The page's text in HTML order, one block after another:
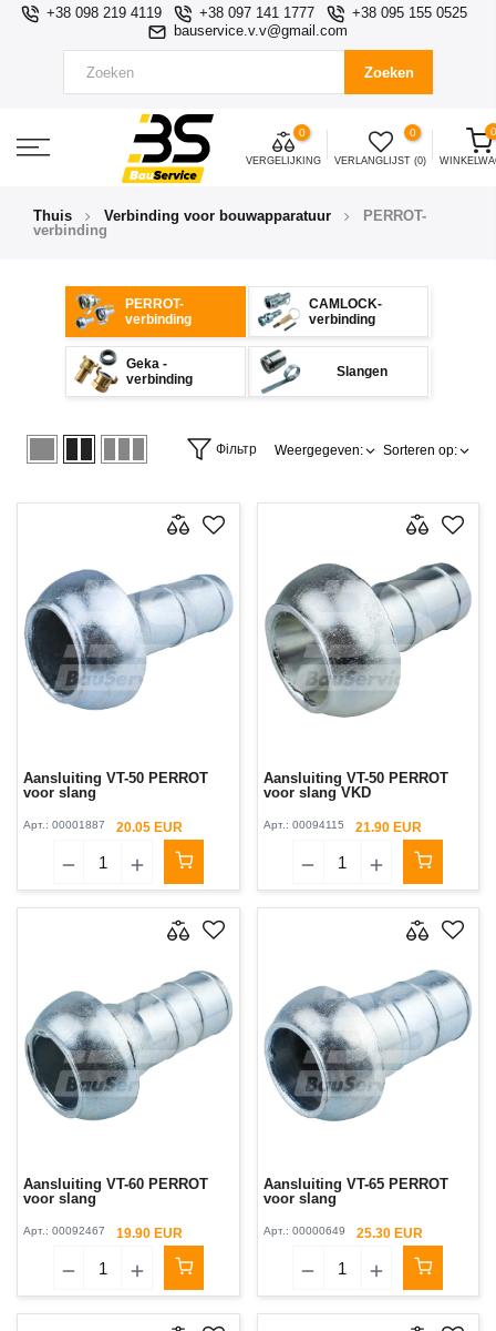
+38 098 219 4119 +38 097 141 1777
+38 095 155 0525
bauservice.v.v@gmail.com
Zoeken
0
VERGELIJKING
0
VERLANGLIJST (0)
0
Thuis Verbinding voor bouwapparatuur
PERROT-
verbinding
PERROT-
verbinding
CAMLOCK-
verbinding
Geka -
verbinding
Slangen
Фільтр Weergegeven: Sorteren op:
Aansluiting VT-50 PERROT
voor slang
Арт.: 00001887 20.05 EUR
Aansluiting VT-50 PERROT
voor slang VKD
Арт.: 00094115 21.90 EUR
Aansluiting VT-60 PERROT
voor slang
Арт.: 00092467 19.90 EUR
Aansluiting VT-65 PERROT
voor slang
Арт.: 00000649 25.30 EUR